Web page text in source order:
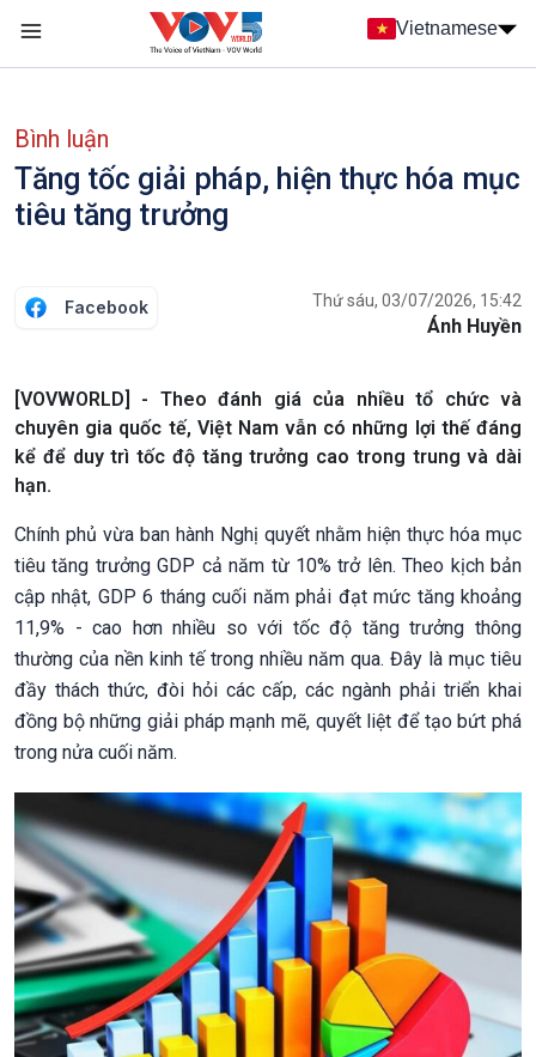
Nhảy đến nội dung
Vietnamese
Bình luận
Tăng tốc giải pháp, hiện thực hóa mục
tiêu tăng trưởng
Facebook Thứ sáu, 03/07/2026, 15:42
Ánh Huyền
[VOVWORLD] - Theo đánh giá của nhiều tổ chức và
chuyên gia quốc tế, Việt Nam vẫn có những lợi thế đáng
kể để duy trì tốc độ tăng trưởng cao trong trung và dài
hạn.
Chính phủ vừa ban hành Nghị quyết nhằm hiện thực hóa mục
tiêu tăng trưởng GDP cả năm từ 10% trở lên. Theo kịch bản
cập nhật, GDP 6 tháng cuối năm phải đạt mức tăng khoảng
11,9% - cao hơn nhiều so với tốc độ tăng trưởng thông
thường của nền kinh tế trong nhiều năm qua. Đây là mục tiêu
đầy thách thức, đòi hỏi các cấp, các ngành phải triển khai
đồng bộ những giải pháp mạnh mẽ, quyết liệt để tạo bứt phá
trong nửa cuối năm.